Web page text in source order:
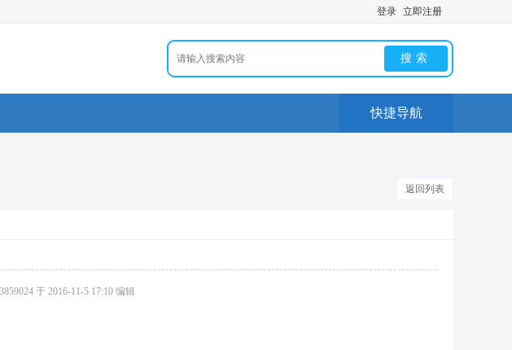
登录 立即注册
搜索
快捷导航
返回列表
于 2016-11-5 17:10 编辑